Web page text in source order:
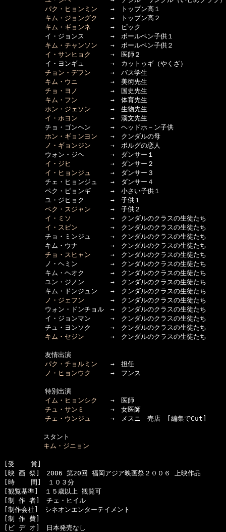
パク・ヒョンミン →　トップン高１
キム・ジョングク
→　トップン高２
キム・ギョンネ →　ピック
  　　　　　イ・ジョンス　　　　→　ボールペン子供１
キム・チャンソン →　ボールペン子供２
イ・サンヒョク
→　医師２
  　　　　　イ・ヨンギュ　　　　→　カットゥギ（やくざ）
チョン・デフン →　バス学生
キム・ウニ →　美術先生
チョ・ヨノ
→　国史先生
キム・フン →　体育先生
ホン・ジェソン →　生物先生
イ・ホヨン →　漢文先生
  　　　　　チョ・ゴンヘン　　　→　ヘッドホ－ン子供
ホン・ギョンヨン →　クンダルの母
ノ・ギョンジン →　ボルグの恋人
  　　　　　ウォン・ジヘ　　　　→　ダンサー１
イ・ジヒ
→　ダンサー２
イ・ヒョンジュ
→　ダンサー３
  　　　　　チェ・ヒョンジュ　　→　ダンサー４
  　　　　　ペク・ピョンギ　　　→　小さい子供１
  　　　　　ユ・ジヒョク　　　　→　子供１
ペク・スジャン →　子供２
イ・ミソ
→　クンダルのクラスの生徒たち
イ・スビン →　クンダルのクラスの生徒たち
  　　　　　チョ・ミンジュ　　　→　クンダルのクラスの生徒たち
  　　　　　キム・ウナ　　　　　→　クンダルのクラスの生徒たち
チョ・スヒャン →　クンダルのクラスの生徒たち
  　　　　　ノ・ヘミン　　　　　→　クンダルのクラスの生徒たち
  　　　　　キム・ヘオク　　　　→　クンダルのクラスの生徒たち
  　　　　　ユン・ジノン　　　　→　クンダルのクラスの生徒たち
  　　　　　キム・ドンジュン　　→　クンダルのクラスの生徒たち
ノ・ジェフン →　クンダルのクラスの生徒たち
  　　　　　ウォン・ドンチョル　→　クンダルのクラスの生徒たち
  　　　　　イ・ジョンマン　　　→　クンダルのクラスの生徒たち
  　　　　　チュ・ヨンソク　　　→　クンダルのクラスの生徒たち
キム・セジン →　クンダルのクラスの生徒たち
  　　　　　友情出演
パク・チョルミン →　担任
ノ・ヒョンウク
→　フンス
  　　　　　特別出演
イム・ヒョンシク
→　医師
チュ・サンミ
→　女医師
チェ・ウンジュ
→　メスニ　売店　[編集でCut]
スタント
キム・ジニョン
[受    賞]
[映 画 祭]　2006 第20回 福岡アジア映画祭２００６ 上映作品
[時    間]　１０３分
[観覧基準]　１５歳以上 観覧可
[制 作 者]　チェ・ヒイル
[制作会社]　シネオンエンターテイメント
[制 作 費]
[ビ デ オ]　日本発売なし